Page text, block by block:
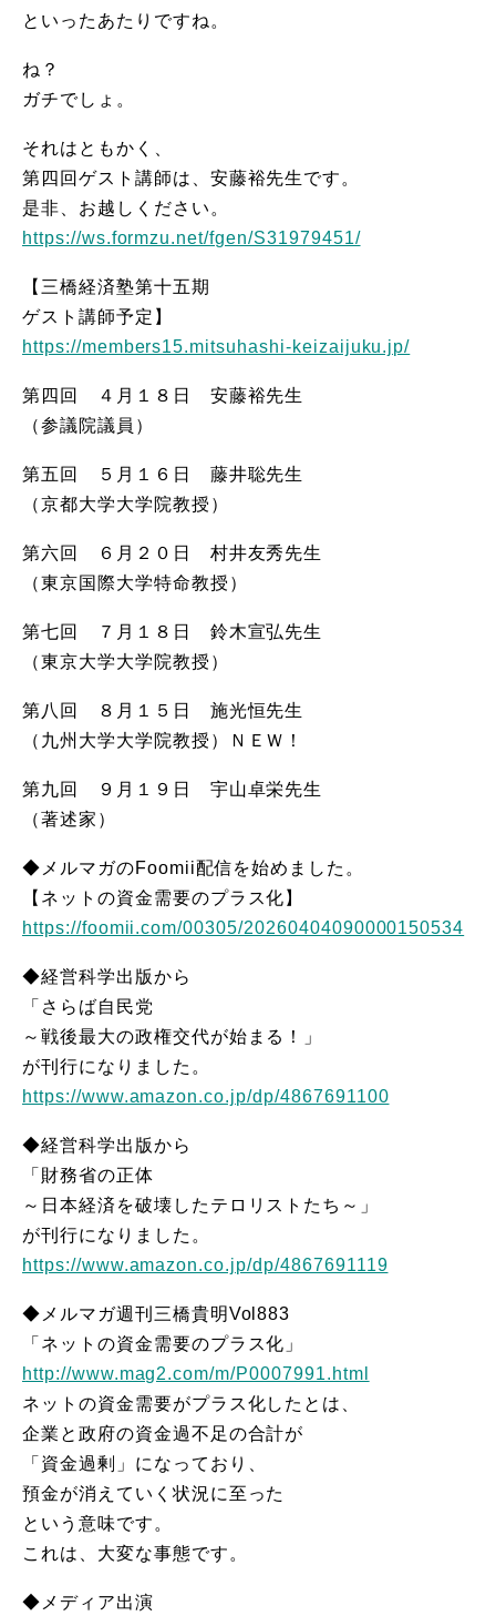
といったあたりですね。
ね？
ガチでしょ。
それはともかく、
第四回ゲスト講師は、安藤裕先生です。
是非、お越しください。
https://ws.formzu.net/fgen/S31979451/
【三橋経済塾第十五期
ゲスト講師予定】
https://members15.mitsuhashi-keizaijuku.jp/
第四回 ４月１８日 安藤裕先生
（参議院議員）
第五回 ５月１６日 藤井聡先生
（京都大学大学院教授）
第六回 ６月２０日 村井友秀先生
（東京国際大学特命教授）
第七回 ７月１８日 鈴木宣弘先生
（東京大学大学院教授）
第八回 ８月１５日 施光恒先生
（九州大学大学院教授）ＮＥＷ！
第九回 ９月１９日 宇山卓栄先生
（著述家）
◆メルマガのFoomii配信を始めました。
【ネットの資金需要のプラス化】
https://foomii.com/00305/20260404090000150534
◆経営科学出版から
「さらば自民党
～戦後最大の政権交代が始まる！」
が刊行になりました。
https://www.amazon.co.jp/dp/4867691100
◆経営科学出版から
「財務省の正体
～日本経済を破壊したテロリストたち～」
が刊行になりました。
https://www.amazon.co.jp/dp/4867691119
◆メルマガ週刊三橋貴明Vol883
「ネットの資金需要のプラス化」
http://www.mag2.com/m/P0007991.html
ネットの資金需要がプラス化したとは、
企業と政府の資金過不足の合計が
「資金過剰」になっており、
預金が消えていく状況に至った
という意味です。
これは、大変な事態です。
◆メディア出演